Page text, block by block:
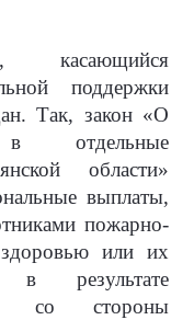
касающийся
поддержки
Так, закон «О
отдельные
области»
выплаты,
пожарно-
здоровью или их
в результате
со стороны